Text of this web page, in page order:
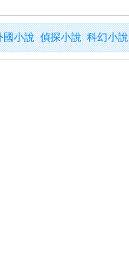
國小說 偵探小說 科幻小說